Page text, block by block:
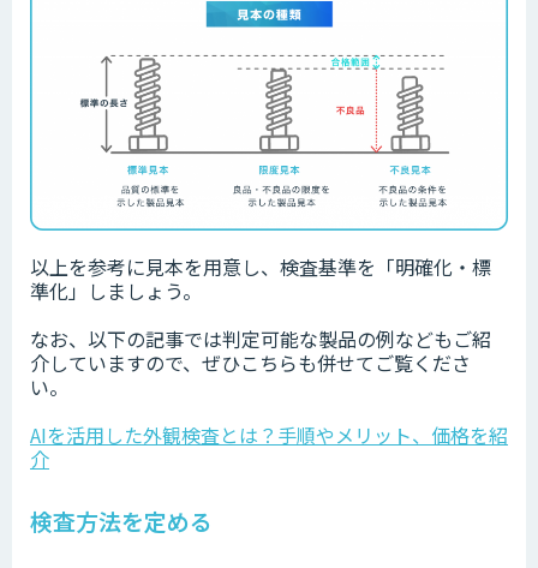
以上を参考に見本を用意し、検査基準を「明確化・標
準化」しましょう。
なお、以下の記事では判定可能な製品の例などもご紹
介していますので、ぜひこちらも併せてご覧くださ
い。
AIを活用した外観検査とは？手順やメリット、価格を紹
介
検査方法を定める